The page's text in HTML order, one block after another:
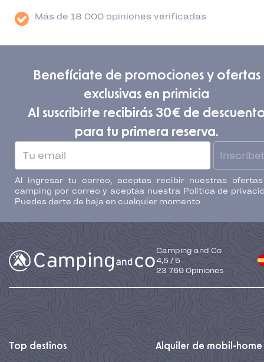
Más de 18 000 opiniones verificadas
Benefíciate de promociones y ofertas
exclusivas en primicia
Al suscribirte recibirás 30€ de
para tu primera reserva.
Al ingresar tu correo, aceptas recibir nuestras
camping por correo y aceptas nuestra Política de
Puedes darte de baja en cualquier momento.
Camping and Co
4,5 / 5
23 769 Opiniones
Top destinos Alquiler de mobil-home